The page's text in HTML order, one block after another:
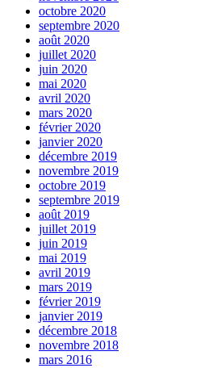
octobre 2020
septembre 2020
août 2020
juillet 2020
juin 2020
mai 2020
avril 2020
mars 2020
février 2020
janvier 2020
décembre 2019
novembre 2019
octobre 2019
septembre 2019
août 2019
juillet 2019
juin 2019
mai 2019
avril 2019
mars 2019
février 2019
janvier 2019
décembre 2018
novembre 2018
mars 2016